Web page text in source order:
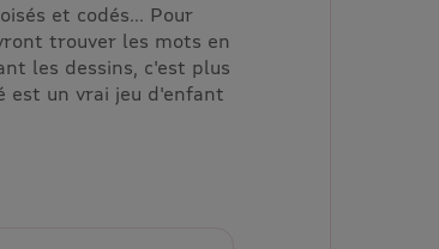
et codés... Pour
trouver les mots en
les dessins, c'est plus
est un vrai jeu d'enfant